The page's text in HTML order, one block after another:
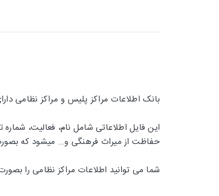
بانک اطلاعات مراکز پلیس و مراکز نظامی
حفاظت از میراث فرهنگی و... میشود که
شما می توانید اطلاعات مراکز نظامی را